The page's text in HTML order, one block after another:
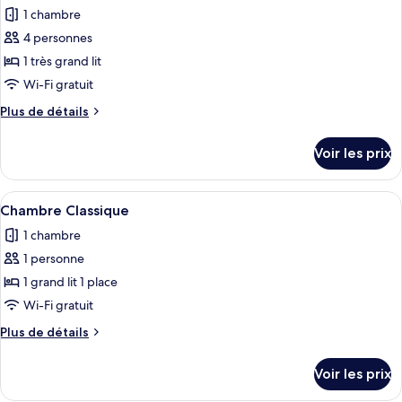
Studio
les
photos
pour
ce
type
de
Chambre
Quadruple
Familiale
1 chambre
4 personnes
1 très grand lit
Wi-Fi gratuit
Plus de détails
Plus
le
type
de
Chambre
Quadruple
Voir les prix
Afficher
toutes
les
photos
pour
ce
type
de
Chambre
Une chambre moderne avec un
1
Chambre Classique
1 chambre
1 personne
1 grand lit 1 place
Wi-Fi gratuit
Plus de détails
Plus
le
Voir les prix